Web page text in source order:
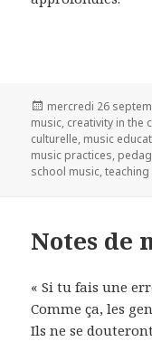
Publié
le
mercredi 26
music, creativity in the
culturelle, music
music practices,
school music,
Notes de
« Si tu fais une
Comme ça, les
Ils ne se